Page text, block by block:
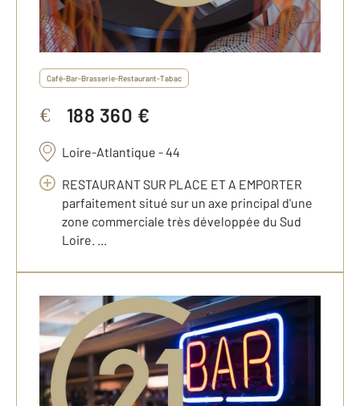
Café-Bar-Brasserie-Restaurant-Tabac
€ 188 360 €
Loire-Atlantique - 44
RESTAURANT SUR PLACE ET A EMPORTER
parfaitement situé sur un axe principal d'une
zone commerciale très développée du Sud
Loire. ...